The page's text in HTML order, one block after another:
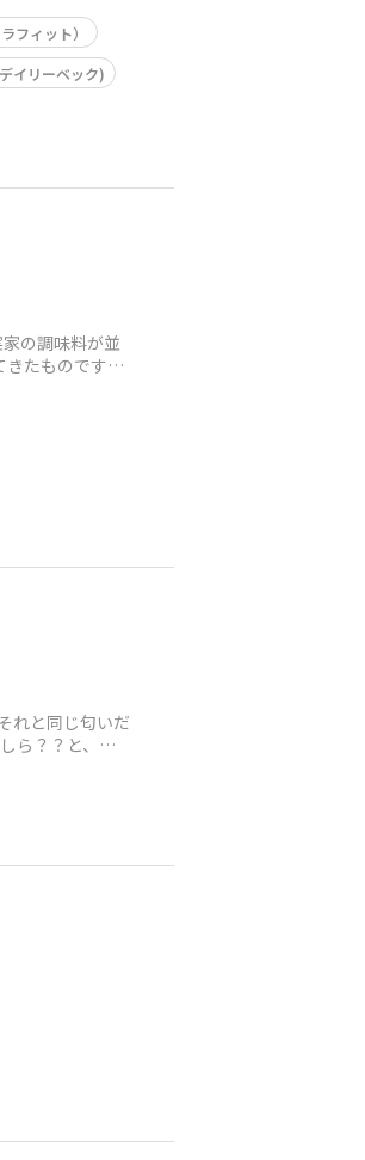
フィット）
イリーベック)
の調味料が並
きたものです
れと同じ匂いだ
ら？？と、ふ